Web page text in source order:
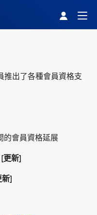
推出了各種會員資格支
會員資格延展
[更新]
新]